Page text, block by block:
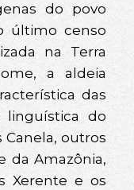
do povo
último censo
na Terra
a aldeia
das
linguística do
outros
da Amazônia,
Xerente e os